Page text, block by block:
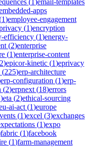
apps
1)employee-engagement
(1)encryption
efficiency (1)energy-
(2)enterprise
(1)enterprise-content
2)epicor-kinetic (1)eprivacy
(225)erp-architecture
erp-configuration (1)erp-
(2)erpnext (18)errors
)eta (2)ethical-sourcing
ai-act (1)europe
(1)excel (3)exchanges
(1)expo
fabric (1)facebook
(1)farm-management